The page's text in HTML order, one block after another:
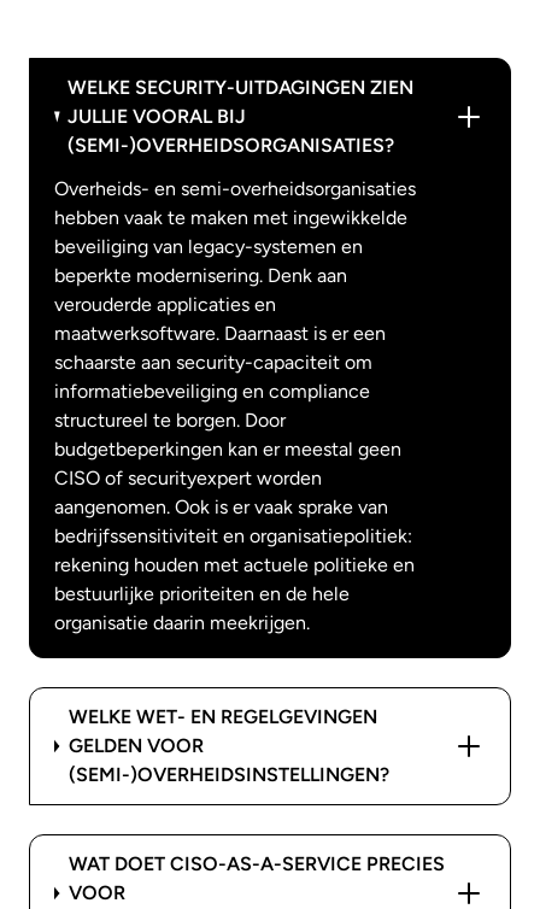
WELKE SECURITY-UITDAGINGEN ZIEN
JULLIE VOORAL BIJ
(SEMI-)OVERHEIDSORGANISATIES?
Overheids- en semi-overheidsorganisaties
hebben vaak te maken met ingewikkelde
beveiliging van legacy-systemen en
beperkte modernisering. Denk aan
verouderde applicaties en
maatwerksoftware. Daarnaast is er een
schaarste aan security-capaciteit om
informatiebeveiliging en compliance
structureel te borgen. Door
budgetbeperkingen kan er meestal geen
CISO of securityexpert worden
aangenomen. Ook is er vaak sprake van
bedrijfssensitiviteit en organisatiepolitiek:
rekening houden met actuele politieke en
bestuurlijke prioriteiten en de hele
organisatie daarin meekrijgen.
WELKE WET- EN REGELGEVINGEN
GELDEN VOOR
(SEMI-)OVERHEIDSINSTELLINGEN?
WAT DOET CISO-AS-A-SERVICE PRECIES
VOOR